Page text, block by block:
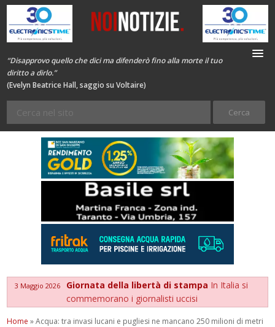
“Disapprovo quello che dici ma difenderò fino alla morte il tuo
diritto a dirlo.”
(Evelyn Beatrice Hall, saggio su Voltaire)
3 Maggio 2026 Giornata della libertà di stampa In Italia si
commemorano i giornalisti uccisi
Home »Acqua: tra invasi lucani e pugliesi ne mancano 250 milioni di metri